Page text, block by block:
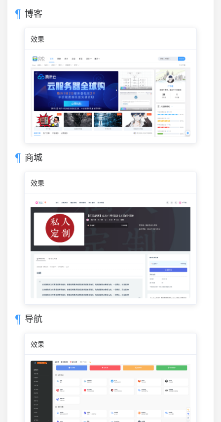
博客
效果
商城
效果
导航
效果